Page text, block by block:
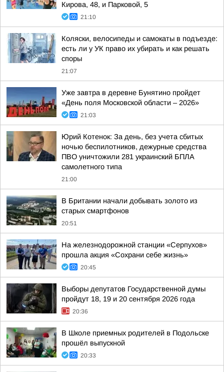
Кирова, 48, и Парковой, 5
21:10
Коляски, велосипеды и самокаты в подъезде:
есть ли у УК право их убирать и как решать
споры
21:07
Уже завтра в деревне Бунятино пройдет
«День поля Московской области – 2026»
21:03
Юрий Котенок: За день, без учета сбитых
ночью беспилотников, дежурные средства
ПВО уничтожили 281 украинский БПЛА
самолетного типа
21:00
В Британии начали добывать золото из
старых смартфонов
20:51
На железнодорожной станции «Серпухов»
прошла акция «Сохрани себе жизнь»
20:45
Выборы депутатов Государственной думы
пройдут 18, 19 и 20 сентября 2026 года
20:36
В Школе приемных родителей в Подольске
прошёл выпускной
20:33